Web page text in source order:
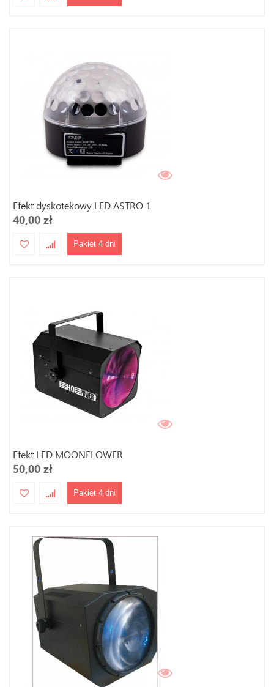
Efekt dyskotekowy LED ASTRO 1
40,00 zł
Pakiet 4 dni
Efekt LED MOONFLOWER
50,00 zł
Pakiet 4 dni